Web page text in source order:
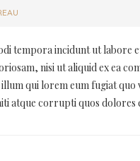
tempora incidunt ut
nisi ut aliquid ex ea
qui lorem eum fugiat
atque corrupti quos